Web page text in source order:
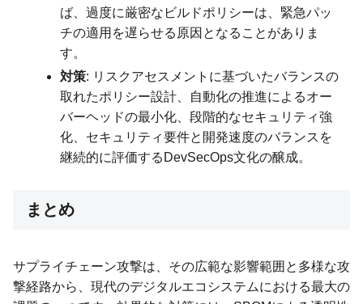
ば、過度に厳密なビルドポリシーは、緊急パッ
チの適用を遅らせる原因となることがありま
す。
対策: リスクアセスメントに基づいたバランスの
取れたポリシー設計、自動化の推進によるオー
バーヘッドの最小化、段階的なセキュリティ強
化、セキュリティ要件と開発速度のバランスを
継続的に評価するDevSecOps文化の醸成。
まとめ
サプライチェーン攻撃は、その広範な影響範囲と多様な攻
撃経路から、現代のデジタルエコシステムにおける最大の